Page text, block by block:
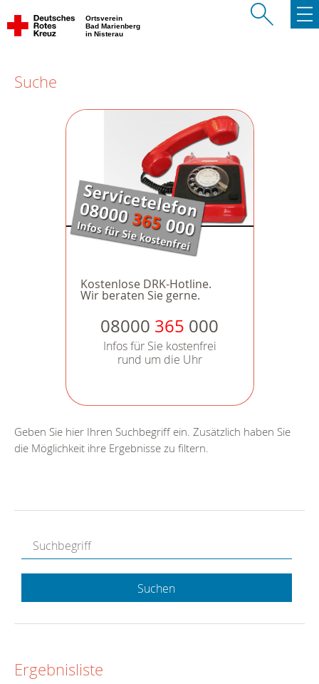
Ortsverein
Bad Marienberg
in Nisterau
Suche
Kostenlose DRK-Hotline.
Wir beraten Sie gerne.
08000 365 000
Infos für Sie kostenfrei
rund um die Uhr
Geben Sie hier Ihren Suchbegriff ein. Zusätzlich haben Sie
die Möglichkeit ihre Ergebnisse zu filtern.
Suchen
Ergebnisliste